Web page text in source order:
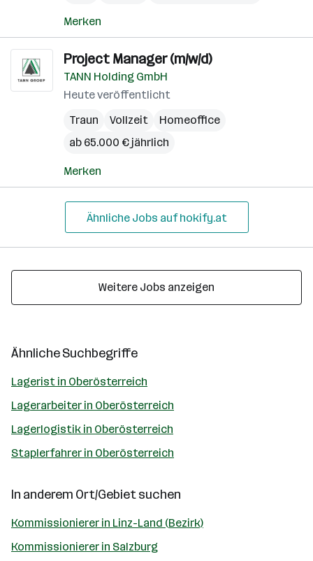
Merken
Project Manager (m/w/d)
TANN Holding GmbH
Heute veröffentlicht
Traun
Vollzeit
Homeoffice
ab 65.000 € jährlich
Merken
Ähnliche Jobs auf hokify.at
Weitere Jobs anzeigen
Ähnliche Suchbegriffe
Lagerist in Oberösterreich
Lagerarbeiter in Oberösterreich
Lagerlogistik in Oberösterreich
Staplerfahrer in Oberösterreich
In anderem Ort/Gebiet suchen
Kommissionierer in Linz-Land (Bezirk)
Kommissionierer in Salzburg